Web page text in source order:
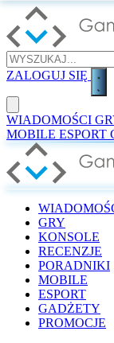
ZALOGUJ SIĘ
WIADOMOŚCI
MOBILE ESPORT
GRY
KONSOLE
RECENZJE
PORADNIKI
MOBILE
ESPORT
GADŻETY
PROMOCJE